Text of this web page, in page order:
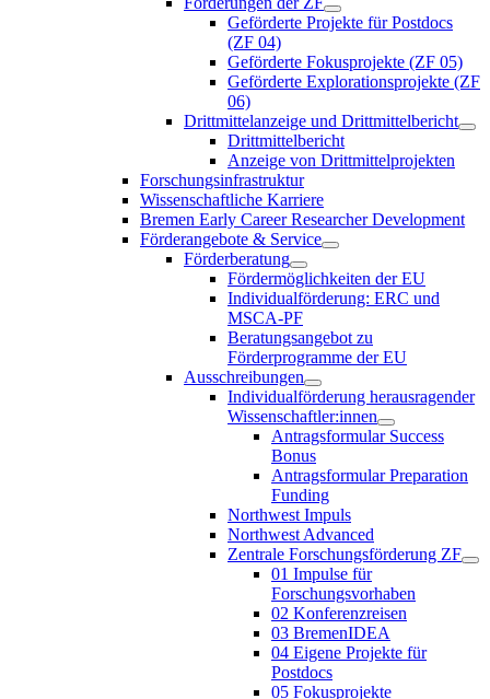
Geförderte Projekte für Postdocs
(ZF 04)
Geförderte Fokusprojekte (ZF 05)
Geförderte Explorationsprojekte (ZF
06)
Drittmittelanzeige und Drittmittelbericht
Drittmittelbericht
Anzeige von Drittmittelprojekten
Forschungsinfrastruktur
Wissenschaftliche Karriere
Bremen Early Career Researcher Development
Förderangebote & Service
Förderberatung
Fördermöglichkeiten der EU
Individualförderung: ERC und
MSCA-PF
Beratungsangebot zu
Förderprogramme der EU
Ausschreibungen
Individualförderung herausragender
Wissenschaftler:innen
Antragsformular Success
Bonus
Antragsformular Preparation
Funding
Northwest Impuls
Northwest Advanced
Zentrale Forschungsförderung ZF
01 Impulse für
Forschungsvorhaben
02 Konferenzreisen
03 BremenIDEA
04 Eigene Projekte für
Postdocs
05 Fokusprojekte